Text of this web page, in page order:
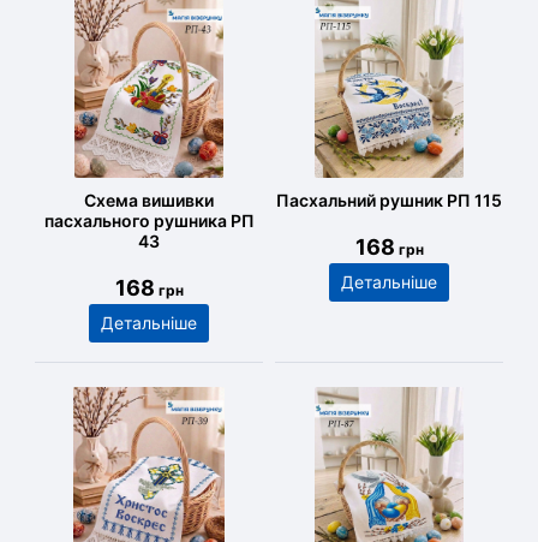
Схема вишивки
пасхального рушника РП
43
168 грн
Детальніше
Пасхальний рушник РП 115
168 грн
Детальніше